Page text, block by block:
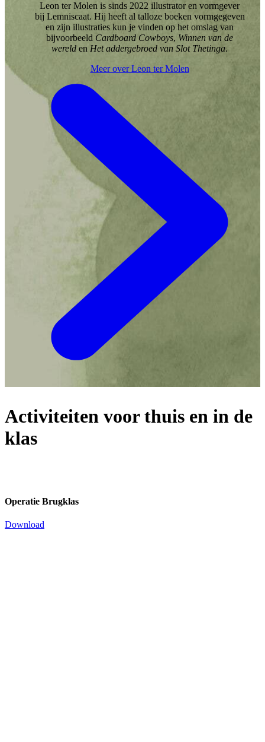
Leon ter Molen is sinds 2022 illustrator en vormgever
bij Lemniscaat. Hij heeft al talloze boeken vormgegeven
en zijn illustraties kun je vinden op het omslag van
bijvoorbeeld Cardboard Cowboys, Winnen van de
wereld en Het addergebroed van Slot Thetinga.
Meer over Leon ter Molen
Activiteiten voor thuis en in de
klas
Operatie Brugklas
Download